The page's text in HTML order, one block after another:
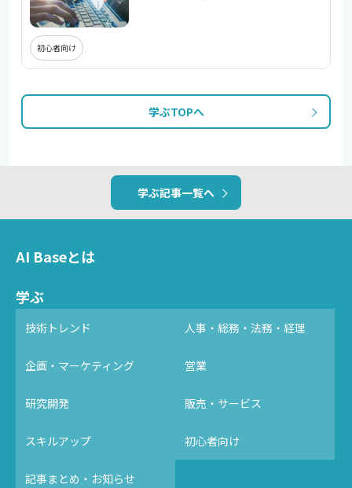
初心者向け
学ぶTOPへ
学ぶ記事一覧へ
AI Baseとは
学ぶ
技術トレンド 人事・総務・法務・経理
企画・マーケティング 営業
研究開発 販売・サービス
スキルアップ 初心者向け
記事まとめ・お知らせ